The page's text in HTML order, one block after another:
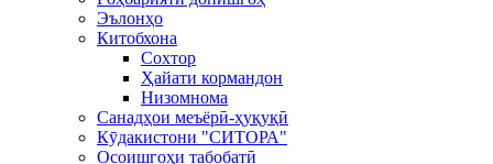
Эълонҳо
Китобхона
Сохтор
Ҳайати кормандон
Низомнома
Санадҳои меъёрӣ-ҳуқуқӣ
Кӯдакистони "СИТОРА"
Осоишгоҳи табобатӣ